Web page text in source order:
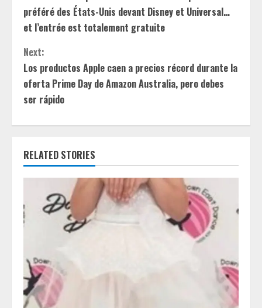
o
n
t
i
n
u
e
R
e
a
d
i
préféré des États-Unis devant Disney et Universal…
et l’entrée est totalement gratuite
Next:
Los productos Apple caen a precios récord durante la
oferta Prime Day de Amazon Australia, pero debes
ser rápido
RELATED STORIES